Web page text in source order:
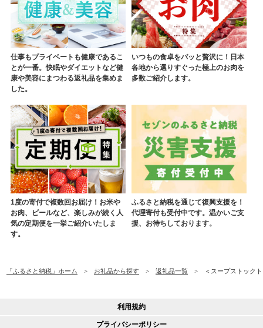
仕事もプライベートも健康であるこ
とが一番。快眠やダイエットなど健
康や美容にまつわる返礼品を集めま
した。
いつもの食卓をパッと贅沢に！日本
各地から選りすぐった極上のお肉を
多数ご紹介します。
1度の寄付で複数回お届け！お米や
お肉、ビールなど、楽しみが続く人
気の定期便を一挙ご紹介いたしま
す。
ふるさと納税を通じて復興支援を！
代理寄付も受付中です。温かいご支
援、お待ちしております。
「ふるさと納税」ホーム お礼品から探す 返礼品一覧 ＜スープストック
利用規約
プライバシーポリシー